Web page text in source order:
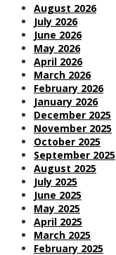
August 2026
July 2026
June 2026
May 2026
April 2026
March 2026
February 2026
January 2026
December 2025
November 2025
October 2025
September 2025
August 2025
July 2025
June 2025
May 2025
April 2025
March 2025
February 2025